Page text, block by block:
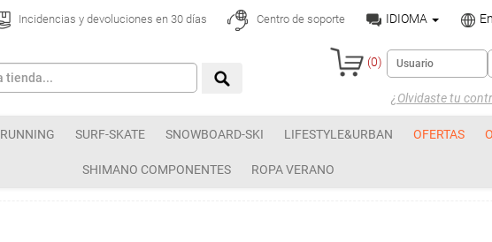
Incidencias y devoluciones en 30 días Centro de soporte IDIOMA
(0)
¿Olvidaste tu
RUNNING SURF-SKATE SNOWBOARD-SKI LIFESTYLE&URBAN OFERTAS
SHIMANO COMPONENTES ROPA VERANO